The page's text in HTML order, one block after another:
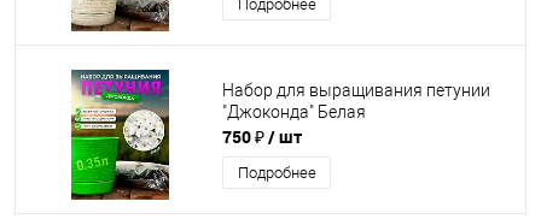
Подробнее
Набор для выращивания петунии
"Джоконда" Белая
750 ₽/ шт
Подробнее